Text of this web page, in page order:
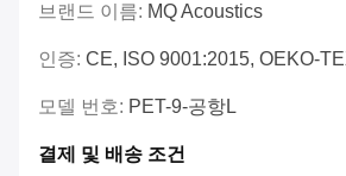
브랜드 이름: MQ Acoustics
인증: CE, ISO 9001:2015, OEKO-
모델 번호: PET-9-공항L
결제 및 배송 조건